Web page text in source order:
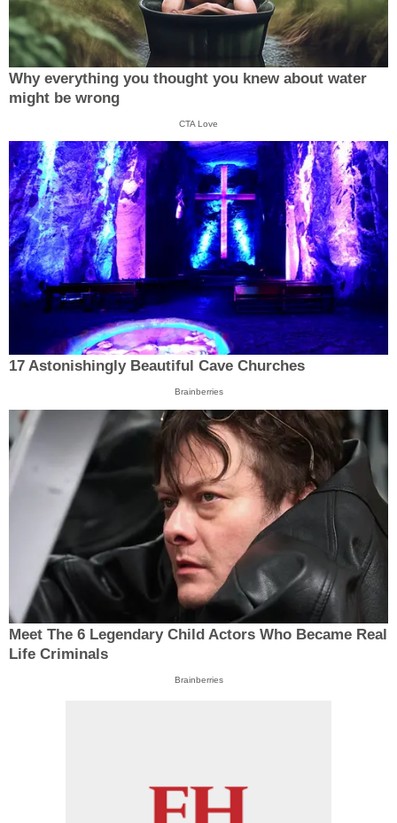
Why everything you thought you knew about water
might be wrong
CTA Love
17 Astonishingly Beautiful Cave Churches
Brainberries
Meet The 6 Legendary Child Actors Who Became Real
Life Criminals
Brainberries